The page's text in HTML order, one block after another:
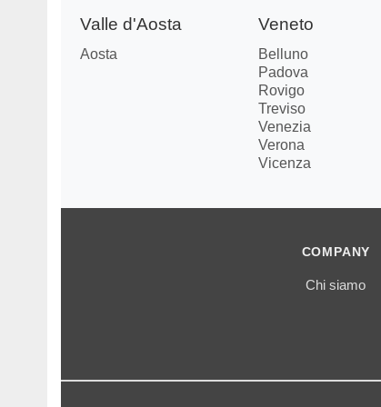
Valle d'Aosta
Aosta
Veneto
Belluno
Padova
Rovigo
Treviso
Venezia
Verona
Vicenza
COMPANY
Chi siamo